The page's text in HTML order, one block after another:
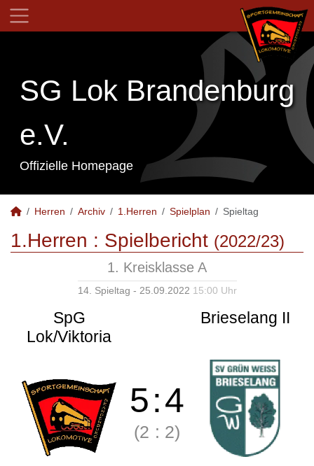
SG Lok Brandenburg
e.V.
Offizielle Homepage
Herren Archiv 1.Herren Spielplan Spieltag
1.Herren : Spielbericht (2022/23)
1. Kreisklasse A
14. Spieltag - 25.09.2022 15:00 Uhr
SpG
Lok/Viktoria
Brieselang II
5:4
(2 : 2)